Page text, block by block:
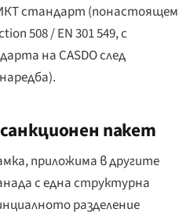
стандарт (понастоящем
508 / EN 301 549, с
на CASDO след
пакет
приложима в другите
с една структурна
разделение